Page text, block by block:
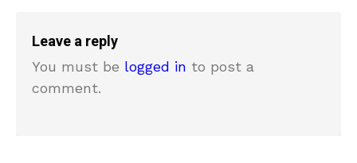
Leave a reply
You must be logged in to post a
comment.